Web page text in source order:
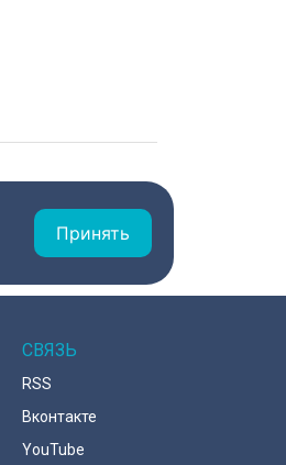
Принять
СВЯЗЬ
RSS
Вконтакте
YouTube